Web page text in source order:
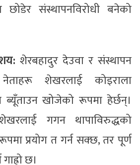
छोडेर संस्थापनविरोधी बनेको
शेरबहादुर देउवा र संस्थापन
शेखरलाई कोइराला
ब्यूँताउन खोजेको रूपमा हेर्छन्।
गगन थापाविरुद्धको
प्रयोग त गर्न सक्छ, तर पूर्ण
छ।